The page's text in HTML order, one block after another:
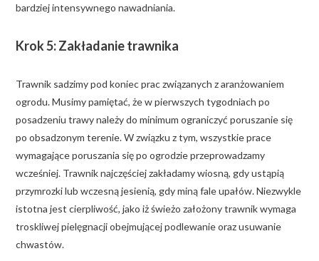
bardziej intensywnego nawadniania.
Krok 5: Zakładanie trawnika
Trawnik sadzimy pod koniec prac związanych z aranżowaniem
ogrodu. Musimy pamiętać, że w pierwszych tygodniach po
posadzeniu trawy należy do minimum ograniczyć poruszanie się
po obsadzonym terenie. W związku z tym, wszystkie prace
wymagające poruszania się po ogrodzie przeprowadzamy
wcześniej. Trawnik najczęściej zakładamy wiosną, gdy ustąpią
przymrozki lub wczesną jesienią, gdy miną fale upałów. Niezwykle
istotna jest cierpliwość, jako iż świeżo założony trawnik wymaga
troskliwej pielęgnacji obejmującej podlewanie oraz usuwanie
chwastów.